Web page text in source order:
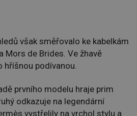
však směřovalo ke kabelkám
Mors de Brides. Ve žhavě
podívanou.
prvního modelu hraje prim
odkazuje na legendární
vystřelily na vrchol stylu a